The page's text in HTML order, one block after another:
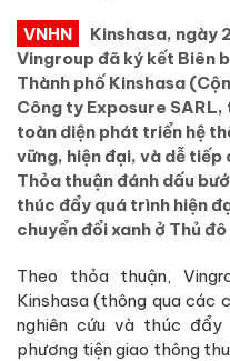
VNHN
Kinshasa, ngày
Vingroup đã ký kết Biên
Thành phố Kinshasa
Công ty Exposure
toàn diện phát triển hệ
vững, hiện đại, và dễ
Thỏa thuận đánh dấu
thúc đẩy quá trình hiện
chuyển đổi xanh ở Thủ
Theo thỏa thuận,
Kinshasa (thông qua các
nghiên cứu và thúc
phương tiện giao thông